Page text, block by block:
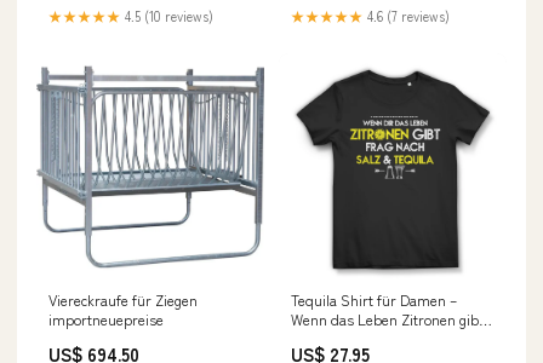
★★★★★ 4.5 (10 reviews) ★★★★★ 4.6 (7 reviews)
Viereckraufe für Ziegen
importneuepreise
US$ 694.50
Tequila Shirt für Damen –
Wenn das Leben Zitronen gibt
kann nicht kochen shirt
US$ 27.95